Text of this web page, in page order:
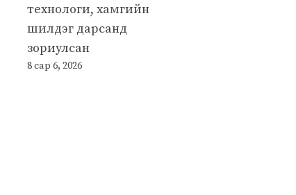
технологи, хамгийн
шилдэг дарсанд
зориулсан
8 сар 6, 2026